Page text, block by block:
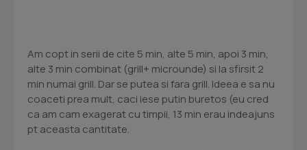
Am copt in serii de cite 5 min, alte 5 min, apoi 3 min,
alte 3 min combinat (grill+ microunde) si la sfirsit 2
min numai grill. Dar se putea si fara grill. Ideea e sa nu
coaceti prea mult, caci iese putin buretos (eu cred
ca am cam exagerat cu timpii, 13 min erau indeajuns
pt aceasta cantitate.